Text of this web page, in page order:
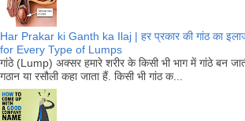
Har Prakar ki Ganth ka Ilaj | हर प्रकार की गांठ का
for Every Type of Lumps
गांठे (Lump) अक्सर हमारे शरीर के किसी भी भाग में गांठे बन
गठान या रसौली कहा जाता हैं. किसी भी गांठ क...